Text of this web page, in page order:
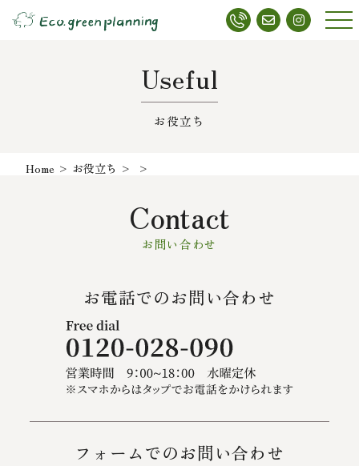
メニ
Useful
お役立ち
Home > お役立ち > >
Contact
お問い合わせ
お電話でのお問い合わせ
フォームでのお問い合わせ